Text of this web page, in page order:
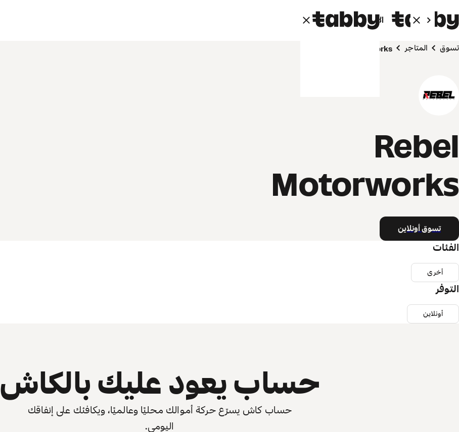
الأفراد الشركاء
تسوق المتاجر Rebel Motorworks
Rebel
Motorworks
تسوق أونلاين
الفئات
أخرى
التوفر
أونلاين
حساب يعود عليك بالكاش
حساب كاش يسرّع حركة أموالك محليًا وعالميًا، ويكافئك على إنفاقك
اليومي.